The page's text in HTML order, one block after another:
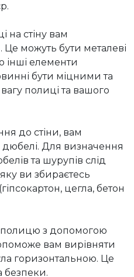
на стіну вам
Це можуть бути металеві
інші елементи
бути міцними та
полиці та вашого
до стіни, вам
Для визначення
та шурупів слід
ви збираєтесь
цегла, бетон
полицю з допомогою
вам вирівняти
горизонтальною. Це
безпеки.